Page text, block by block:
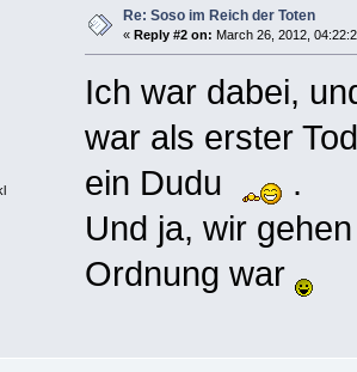
Re: Soso im Reich der Toten
« Reply #2 on: March 26, 2012,
Ich war dabei,
war als erster
ein Dudu
.
Und ja, wir
Ordnung war